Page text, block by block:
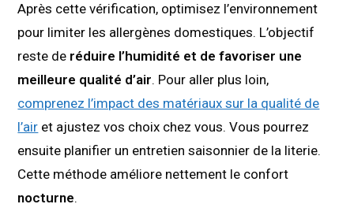
Après cette vérification, optimisez l’environnement
pour limiter les allergènes domestiques. L’objectif
reste de réduire l’humidité et de favoriser une
meilleure qualité d’air. Pour aller plus loin,
comprenez l’impact des matériaux sur la qualité de
l’air et ajustez vos choix chez vous. Vous pourrez
ensuite planifier un entretien saisonnier de la literie.
Cette méthode améliore nettement le confort
nocturne.